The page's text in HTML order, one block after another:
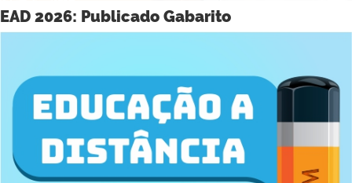
EAD 2026: Publicado Gabarito